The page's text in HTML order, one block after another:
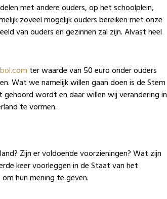
met andere ouders, op het schoolplein,
zoveel mogelijk ouders bereiken met onze
van ouders en gezinnen zal zijn. Alvast heel
bol.com ter waarde van 50 euro onder ouders
Wat we namelijk willen gaan doen is de Stem
wordt en daar willen wij verandering in
te vormen.
Zijn er voldoende voorzieningen? Wat zijn
keer voorleggen in de Staat van het
hun mening te geven.